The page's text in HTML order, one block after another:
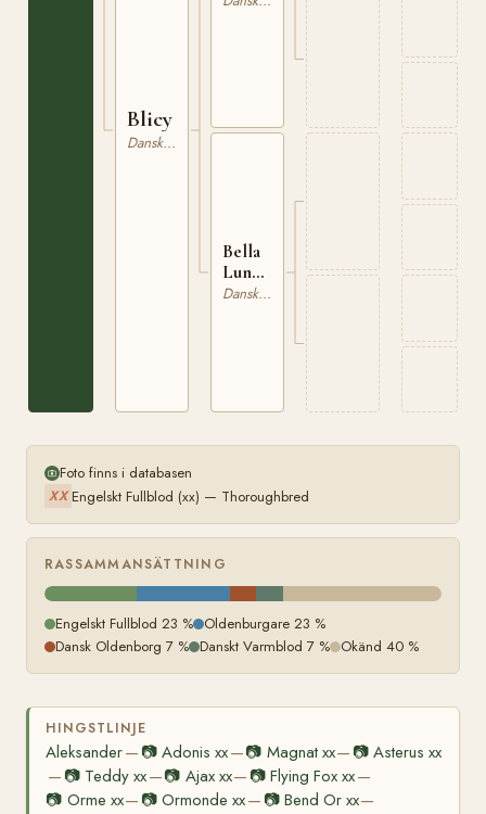
Blicy
Danskt Varmblod
Bella
Lundby
OL Dansk Oldenborg
Foto finns i databasen
XX Engelskt Fullblod (xx) — Thoroughbred
RASSAMMANSÄTTNING
Engelskt Fullblod 23 % Oldenburgare 23 %
Dansk Oldenborg 7 % Danskt Varmblod 7 % Okänd 40 %
HINGSTLINJE
Aleksander— 📷Adonis xx—📷 Magnat xx— 📷Asterus xx
— 📷 Teddy xx—📷 Ajax xx— 📷Flying Fox xx—
📷 Orme xx— 📷Ormonde xx— 📷 Bend Or xx—